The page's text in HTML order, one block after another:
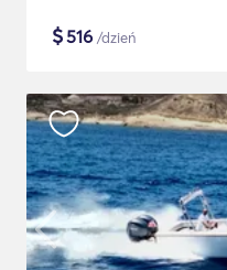
$516 /dzień